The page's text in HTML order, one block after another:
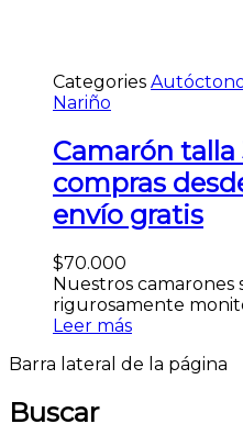
Categories
Nariño
Camarón talla
compras
envío gratis
$70.000
Nuestros camarones
rigurosamente
Leer más
Barra lateral de la página
Buscar